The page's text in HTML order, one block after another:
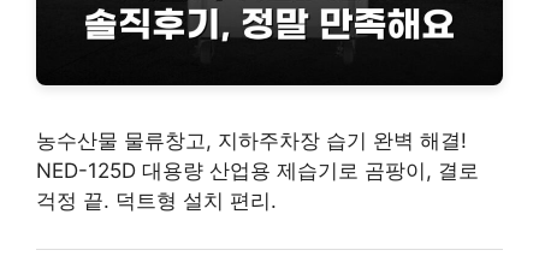
농수산물 물류창고, 지하주차장 습기 완벽 해결!
NED-125D 대용량 산업용 제습기로 곰팡이, 결로
걱정 끝. 덕트형 설치 편리.